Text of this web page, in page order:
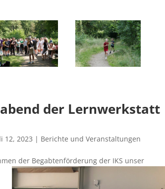
der Lernwerkstatt
12, 2023 | Berichte und Veranstaltungen
der Begabtenförderung der IKS unser